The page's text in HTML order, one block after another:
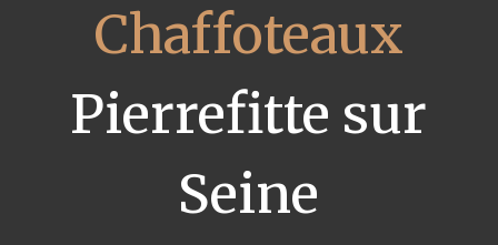
Chaffoteaux
Pierrefitte sur
Seine